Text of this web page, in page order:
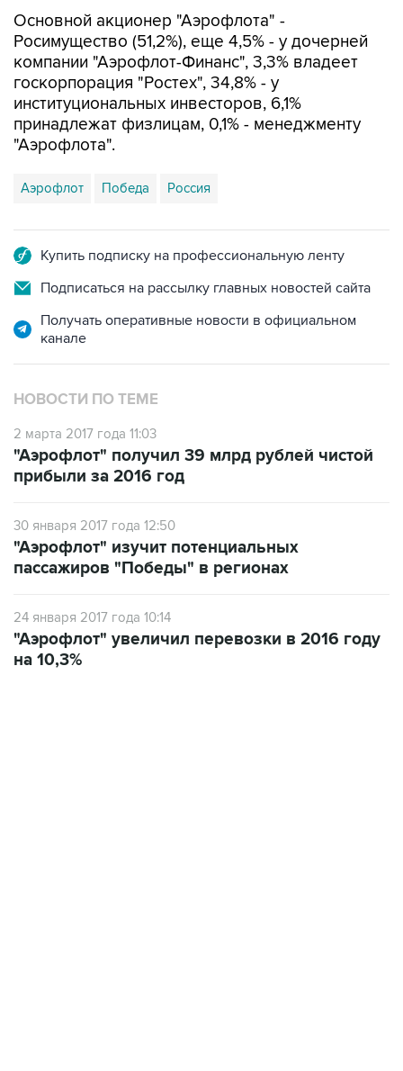
Основной акционер "Аэрофлота" -
Росимущество (51,2%), еще 4,5% - у дочерней
компании "Аэрофлот-Финанс", 3,3% владеет
госкорпорация "Ростех", 34,8% - у
институциональных инвесторов, 6,1%
принадлежат физлицам, 0,1% - менеджменту
"Аэрофлота".
Аэрофлот Победа Россия
Купить подписку на профессиональную ленту
Подписаться на рассылку главных новостей сайта
Получать оперативные новости в официальном
канале
НОВОСТИ ПО ТЕМЕ
2 марта 2017 года 11:03
"Аэрофлот" получил 39 млрд рублей чистой
прибыли за 2016 год
30 января 2017 года 12:50
"Аэрофлот" изучит потенциальных
пассажиров "Победы" в регионах
24 января 2017 года 10:14
"Аэрофлот" увеличил перевозки в 2016 году
на 10,3%